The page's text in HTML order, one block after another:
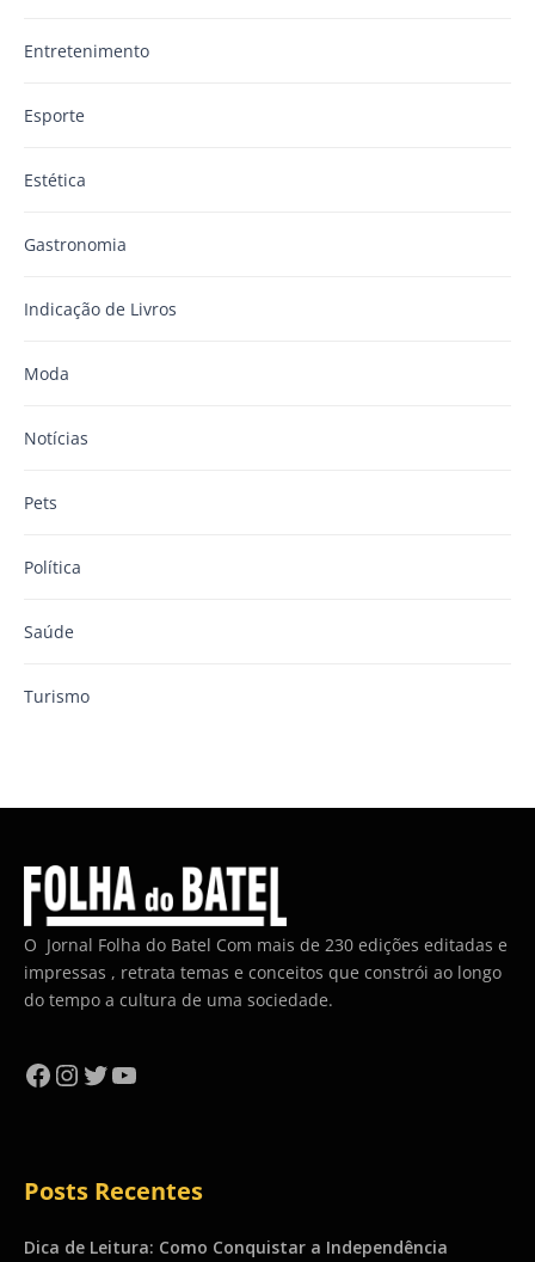
Entretenimento
Esporte
Estética
Gastronomia
Indicação de Livros
Moda
Notícias
Pets
Política
Saúde
Turismo
O Jornal Folha do Batel Com mais de 230 edições editadas e
impressas , retrata temas e conceitos que constrói ao longo
do tempo a cultura de uma sociedade.
Facebook
Instagram
Twitter
YouTube
Posts Recentes
Dica de Leitura: Como Conquistar a Independência